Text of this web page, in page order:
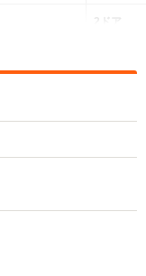
全高
2ドア
全